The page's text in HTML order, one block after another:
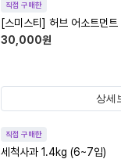
직접 구매한
[스미스티] 허브 어소트먼
30,000원
상세
직접 구매한
세척사과 1.4kg (6~7입)